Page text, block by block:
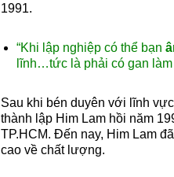
1991.
“Khi lập nghiệp có thể bạn
lĩnh…tức là phải có gan
Sau khi bén duyên với lĩnh
thành lập Him Lam hồi năm
TP.HCM. Đến nay, Him Lam
cao về chất lượng.